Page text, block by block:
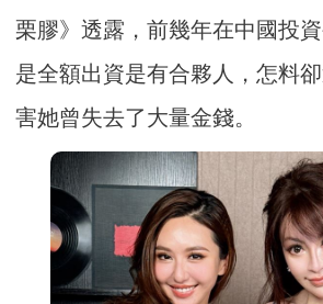
栗膠》透露，前幾年在中國投
是全額出資是有合夥人，怎料
害她曾失去了大量金錢。